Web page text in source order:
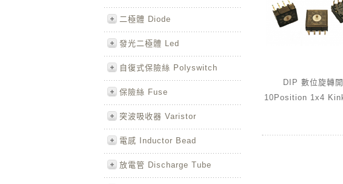
二極體 Diode
發光二極體 Led
自復式保險絲 Polyswitch
保險絲 Fuse
突波吸收器 Varistor
電感 Inductor Bead
放電管 Discharge Tube
DIP 數位旋轉
10Position 1x4